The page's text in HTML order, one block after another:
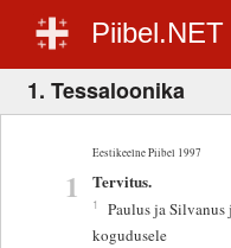
Piibel.NET
1. Tessaloonika
Eestikeelne Piibel 1997
1 Tervitus.
1
Paulus ja
kogudusele